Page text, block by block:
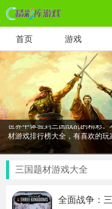
首页 游戏
三国游戏单机哪个最好玩？三
起，诞生了许多我们耳熟能详
歌。当然，也随之而来改编了
世界中体验到三国战乱的精彩
材游戏排行榜大全，有喜欢的玩
三国题材游戏大全
全面战争：